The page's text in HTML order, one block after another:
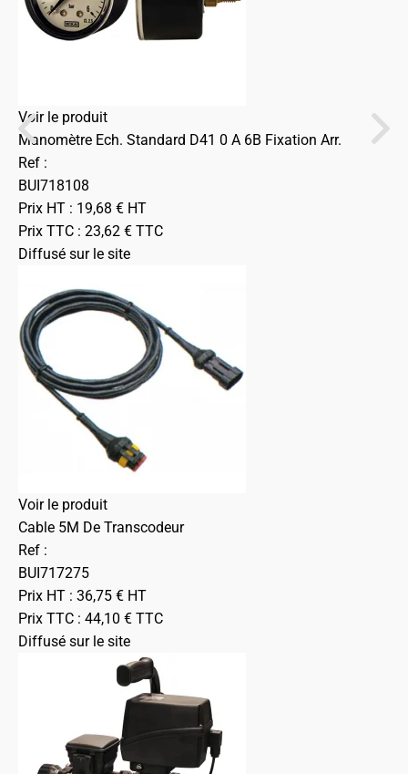
Voir le produit
Manomètre Ech. Standard D41 0 A 6B Fixation Arr.
Ref :
BUI718108
Prix HT : 19,68 € HT
Prix TTC : 23,62 € TTC
Diffusé sur le site
Voir le produit
Cable 5M De Transcodeur
Ref :
BUI717275
Prix HT : 36,75 € HT
Prix TTC : 44,10 € TTC
Diffusé sur le site